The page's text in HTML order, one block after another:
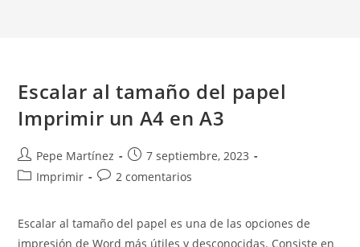
Escalar al tamaño del papel
Imprimir un A4 en A3
Autor
de
Pepe Martínez
Publicación
de
7 septiembre, 2023
Categoría
entrada:
Imprimir
Comentarios
entrada:
2 comentarios
Escalar al tamaño del papel es una de las opciones de
impresión de Word más útiles y desconocidas. Consiste en